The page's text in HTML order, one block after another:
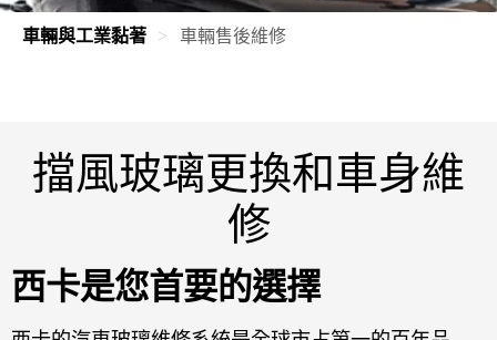
車輛與工業黏著 車輛售後維修
擋風玻璃更換和車身維
修
西卡是您首要的選擇